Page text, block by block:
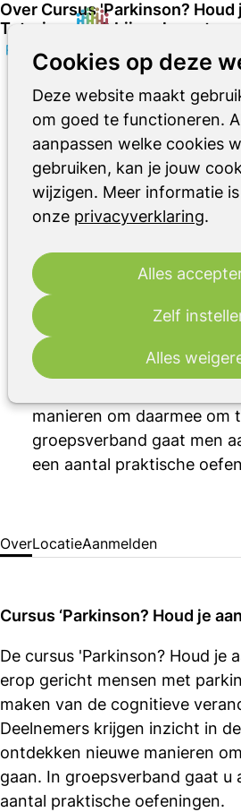
Cookies op deze
Deze website maakt
om goed te functioneren.
aanpassen welke cookies
gebruiken, kan je jouw
wijzigen. Meer informatie
onze privacyverklaring.
Alles
Zelf
Alles
Over Cursus 'Parkinson?
Teteringen - 9 bijeenkomsten
12 dec
2025
10:00 - 12:00 Dorpshuis ’t
Cursus 'Parkinson? Houd
in Teteringen - 9
erbij!' omvat meer dan
geheugen, en is erop
parkinson bewust te maken
genoemde geestelijke
Deelnemers krijgen inzicht
manieren om daarmee om
groepsverband gaat men
een aantal prakti­sche
OverLocatieAanmelden
Cursus ‘Parkinson? Houd je
De cursus 'Parkinson? Houd je
erop gericht mensen met
maken van de cognitieve
Deelnemers krijgen inzicht in
ontdekken nieuwe manieren
gaan. In groepsverband gaat u
aantal prakti­sche oefeningen.